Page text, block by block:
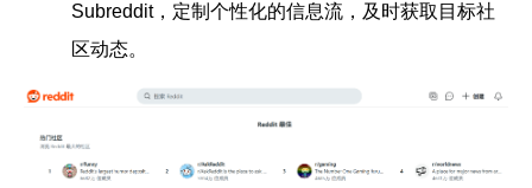
Subreddit，定制个性化的信息流，及时获取目标社
区动态。